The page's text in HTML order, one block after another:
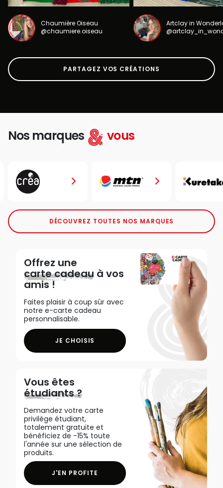
Chaumière Oiseau
@chaumiere.oiseau
Artclay in
PARTAGEZ VOS CRÉATIONS
Nos marques vous
DÉCOUVREZ TOUTES NOS MARQUES
Offrez une
carte cadeau à vos
amis !
Faites plaisir à coup sûr avec
notre e-carte cadeau
personnalisable.
JE CHOISIS
Vous êtes
étudiants ?
Demandez votre carte
privilège étudiant,
totalement gratuite et
bénéficiez de -15% toute
l'année sur une sélection de
produits.
J'EN PROFITE